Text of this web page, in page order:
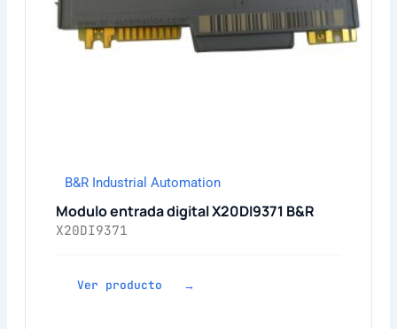
B&R Industrial Automation
Modulo entrada digital X20DI9371 B&R
X20DI9371
Ver producto →